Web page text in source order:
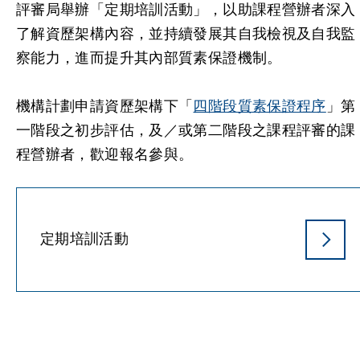
評審局舉辦「 定期培訓活動」，以助課程營辦者深入
了解資歷架構內容，並持續發展其自我檢視及自我監
察能力，進而提升其內部質素保證機制。
機構計劃申請資歷架構下「 四階段質素保證程序 」第
一階段之初步評估，及／或第二階段之課程評審的課
程營辦者，歡迎報名參與。
定期培訓活動